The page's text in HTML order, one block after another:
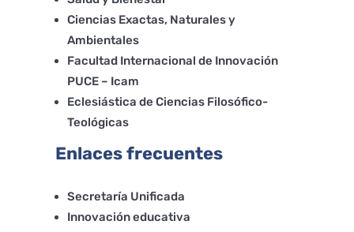
Ciencias Exactas, Naturales y
Ambientales
Facultad Internacional de Innovación
PUCE – Icam
Eclesiástica de Ciencias Filosófico-
Teológicas
Enlaces frecuentes
Secretaría Unificada
Innovación educativa